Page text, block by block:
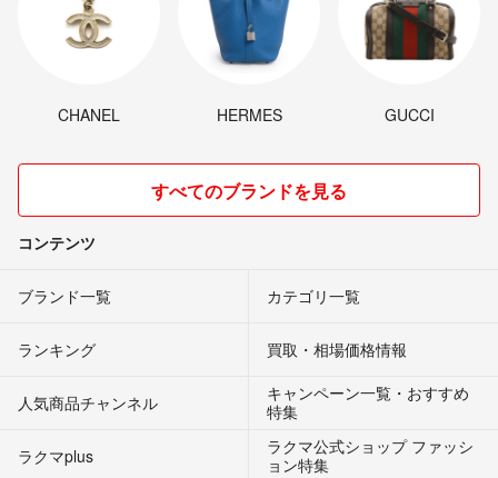
CHANEL HERMES GUCCI
すべてのブランドを見る
コンテンツ
ブランド一覧 カテゴリ一覧
ランキング 買取・相場価格情報
人気商品チャンネル
キャンペーン一覧・おすすめ
特集
ラクマplus
ラクマ公式ショップ ファッシ
ョン特集